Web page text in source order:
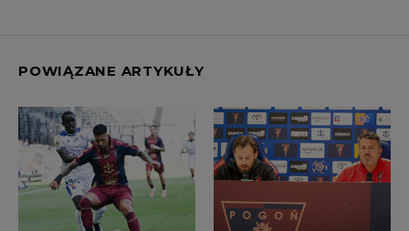
POWIĄZANE ARTYKUŁY